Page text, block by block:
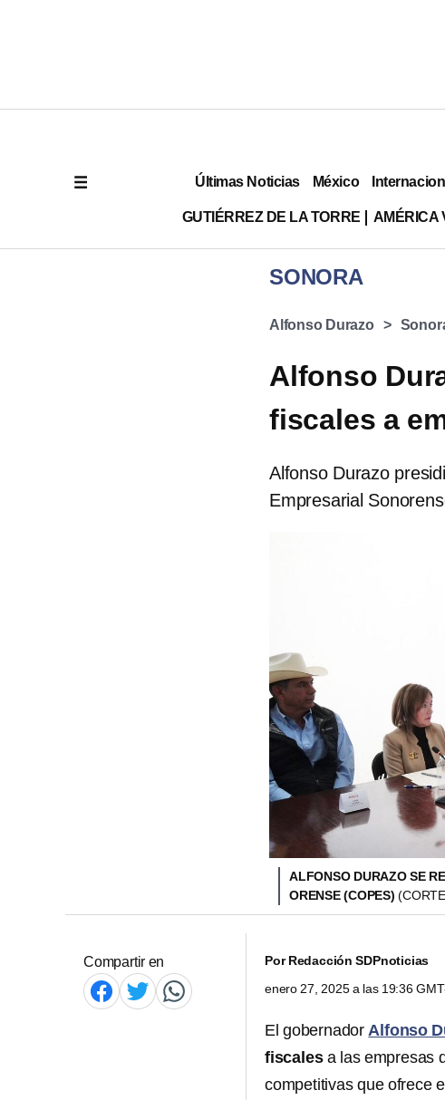
Últimas Noticias México
GUTIÉRREZ DE LA TORRE AMÉRICA
SONORA
Alfonso Durazo
Alfonso
fiscales a
Alfonso Durazo
Empresarial
ALFONSO DURAZO SE
ORENSE (COPES)
Compartir en PorRedacción SDPnoticias
enero 27, 2025 a las 19:36
El gobernadorAlfonso
fiscales a las empresas
competitivas que ofrece